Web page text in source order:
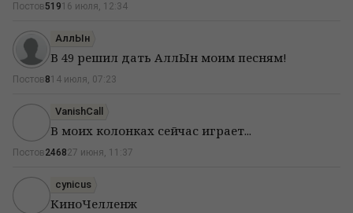
Постов51916 июля, 12:34
АллЫн
В 49 решил дать АллЫн моим песням!
Постов814 июля, 07:23
VanishCall
В моих колонках сейчас играет...
Постов246827 июня, 11:37
cynicus
КиноЧелленж